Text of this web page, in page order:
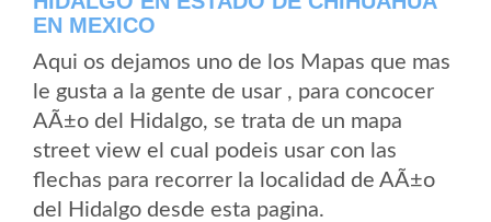
EN MEXICO
Aqui os dejamos uno de los Mapas que mas
le gusta a la gente de usar , para concocer
AÃ±o del Hidalgo, se trata de un mapa
street view el cual podeis usar con las
flechas para recorrer la localidad de AÃ±o
del Hidalgo desde esta pagina.